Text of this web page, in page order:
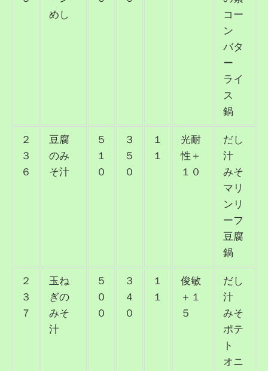
めし
コー
ン
バタ
ー
ライ
ス
鍋
２
３
６
豆腐
のみ
そ汁
５
１
０
３
５
０
１
１
光耐
性＋
１０
だし
汁
みそ
マリ
ンリ
ーフ
豆腐
鍋
２
３
７
玉ね
ぎの
みそ
汁
５
０
０
３
４
０
１
１
俊敏
＋１
５
だし
汁
みそ
ポテ
ト
オニ